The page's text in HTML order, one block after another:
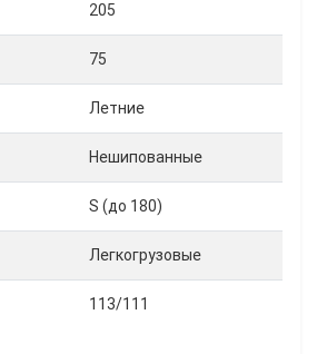
205
75
Летние
Нешипованные
S (до 180)
Легкогрузовые
113/111